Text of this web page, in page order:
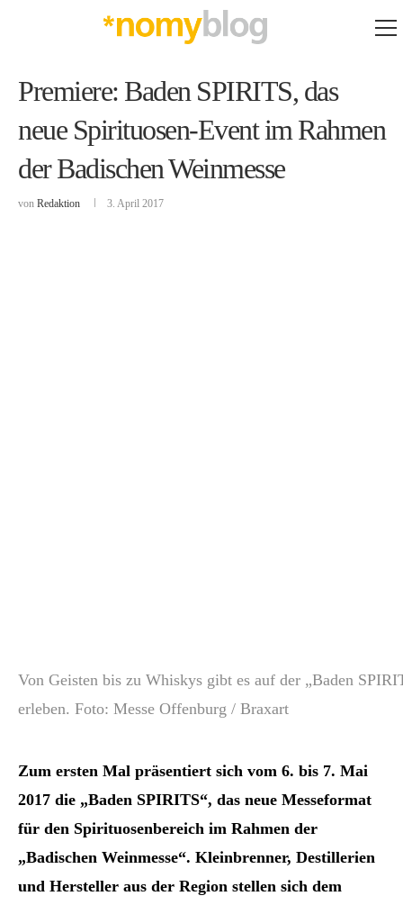
Premiere: Baden SPIRITS, das
neue Spirituosen-Event im Rahmen
der Badischen Weinmesse
von Redaktion 3. April 2017
Von Geisten bis zu Whiskys gibt es auf der „Baden
erleben. Foto: Messe Offenburg / Braxart
Zum ersten Mal präsentiert sich vom 6. bis 7. Mai
2017 die „Baden SPIRITS“, das neue Messeformat
für den Spirituosenbereich im Rahmen der
„Badischen Weinmesse“. Kleinbrenner, Destillerien
und Hersteller aus der Region stellen sich dem